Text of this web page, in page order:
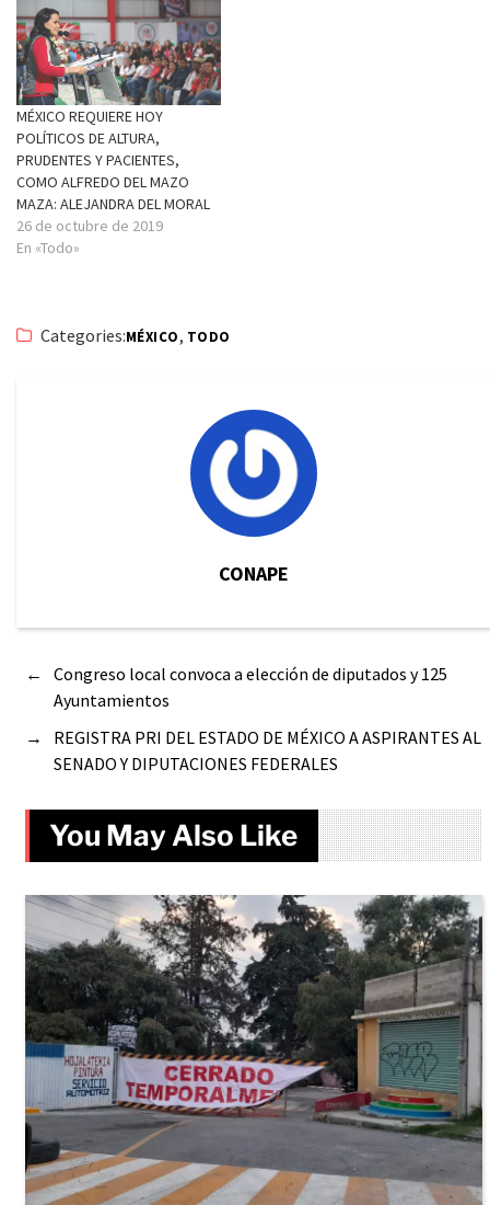
MÉXICO REQUIERE HOY
POLÍTICOS DE ALTURA,
PRUDENTES Y PACIENTES,
COMO ALFREDO DEL MAZO
MAZA: ALEJANDRA DEL MORAL
26 de octubre de 2019
En «Todo»
Categories:MÉXICO, TODO
CONAPE
←
Congreso local convoca a elección de diputados y 125
Ayuntamientos
→
REGISTRA PRI DEL ESTADO DE MÉXICO A ASPIRANTES AL
SENADO Y DIPUTACIONES FEDERALES
You May Also Like